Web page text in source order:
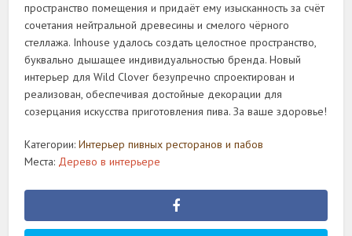
пространство помещения и придаёт ему изысканность за счёт
сочетания нейтральной древесины и смелого чёрного
стеллажа. Inhouse удалось создать целостное пространство,
буквально дышащее индивидуальностью бренда. Новый
интерьер для Wild Clover безупречно спроектирован и
реализован, обеспечивая достойные декорации для
созерцания искусства приготовления пива. За ваше здоровье!
Категории:Интерьер пивных ресторанов и пабов
Места: Дерево в интерьере